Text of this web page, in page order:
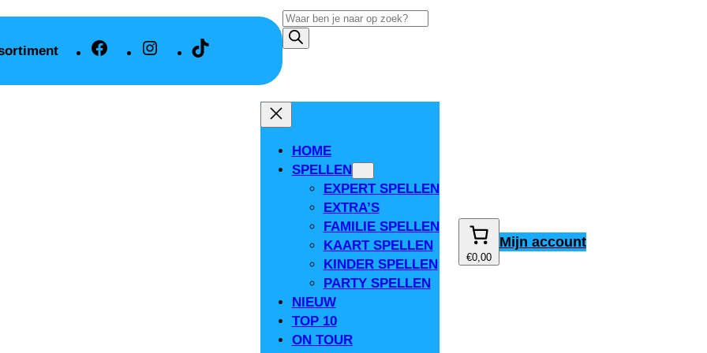
Facebook Instagram
Producten
zoeken
HOME
SPELLEN
EXPERT SPELLEN
EXTRA’S
FAMILIE SPELLEN
KAART SPELLEN
KINDER SPELLEN
PARTY SPELLEN
NIEUW
TOP 10
ON TOUR
€0,00
Mijn account